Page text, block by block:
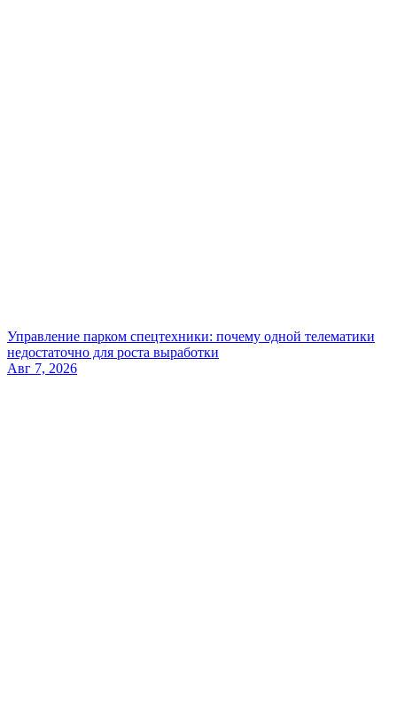
Управление парком спецтехники: почему одной телематики
недостаточно для роста выработки
Авг 7, 2026